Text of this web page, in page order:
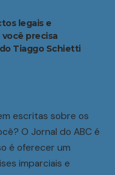
legais e
precisa
Tiaggo Schietti
escritas sobre os
O Jornal do ABC é
é oferecer um
imparciais e